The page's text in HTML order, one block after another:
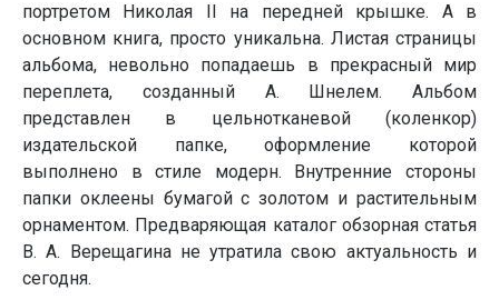
портретом Николая II на передней крышке. А в
основном книга, просто уникальна. Листая страницы
альбома, невольно попадаешь в прекрасный мир
переплета, созданный А. Шнелем. Альбом
представлен в цельнотканевой (коленкор)
издательской папке, оформление которой
выполнено в стиле модерн. Внутренние стороны
папки оклеены бумагой с золотом и растительным
орнаментом. Предваряющая каталог обзорная статья
В. А. Верещагина не утратила свою актуальность и
сегодня.